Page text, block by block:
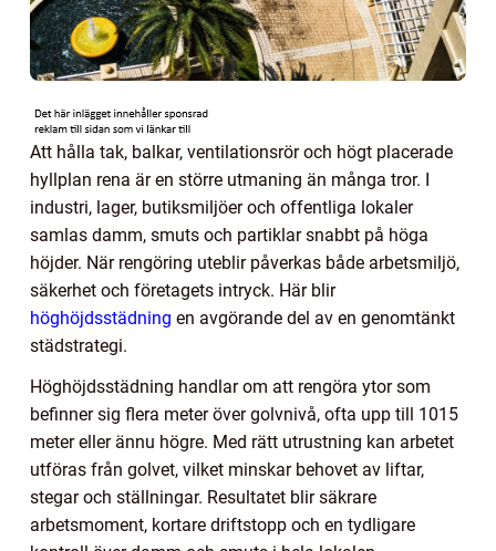
Att hålla tak, balkar, ventilationsrör och högt placerade
hyllplan rena är en större utmaning än många tror. I
industri, lager, butiksmiljöer och offentliga lokaler
samlas damm, smuts och partiklar snabbt på höga
höjder. När rengöring uteblir påverkas både arbetsmiljö,
säkerhet och företagets intryck. Här blir
höghöjdsstädning en avgörande del av en genomtänkt
städstrategi.
Höghöjdsstädning handlar om att rengöra ytor som
befinner sig flera meter över golvnivå, ofta upp till 1015
meter eller ännu högre. Med rätt utrustning kan arbetet
utföras från golvet, vilket minskar behovet av liftar,
stegar och ställningar. Resultatet blir säkrare
arbetsmoment, kortare driftstopp och en tydligare